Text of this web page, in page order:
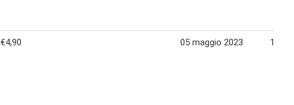
€4,90 05 maggio 2023 18